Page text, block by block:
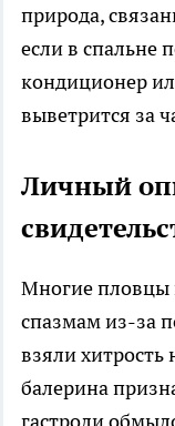
природа,
если в спальне
кондиционер
выветрится за
Личный
Многие пловцы
спазмам из-за
взяли хитрость
балерина
гастроли